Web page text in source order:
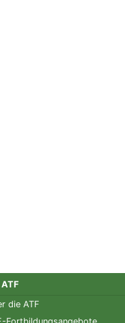
die ATF